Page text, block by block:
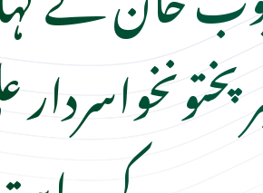
پختونخواسردار